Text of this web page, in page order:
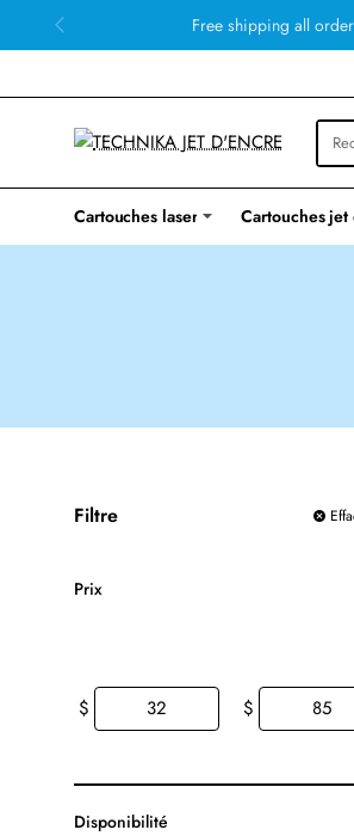
Free shipping all
Cartouches laser Cartouches jet
Filtre
Prix
$ $
Disponibilité